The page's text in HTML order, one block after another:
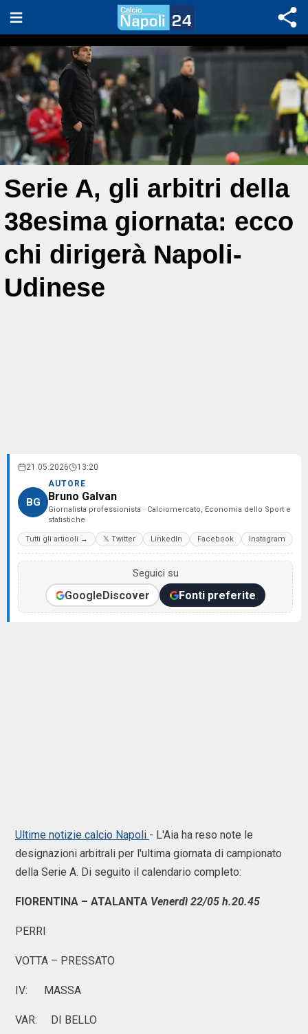
Serie A, gli arbitri della
38esima giornata: ecco
chi dirigerà Napoli-
Udinese
21.05.2026 13:20
BG
AUTORE
Bruno Galvan
Giornalista professionista · Calciomercato, Economia dello Sport e
statistiche
Tutti gli articoli → 𝕏 Twitter LinkedIn Facebook Instagram
Seguici su
GoogleDiscover Fonti preferite
Ultime notizie calcio Napoli - L'Aia ha reso note le
designazioni arbitrali per l'ultima giornata di campionato
della Serie A. Di seguito il calendario completo:
FIORENTINA – ATALANTA Venerdì 22/05 h.20.45
PERRI
VOTTA – PRESSATO
IV: MASSA
VAR: DI BELLO